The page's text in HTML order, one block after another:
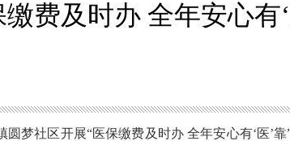
费及时办 全年安心有
梦社区开展“医保缴费及时办 全年安心有‘医’